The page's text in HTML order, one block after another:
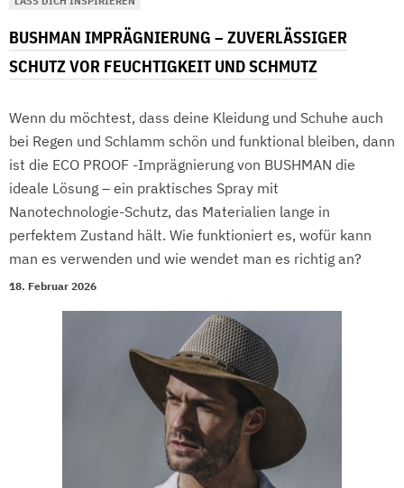
BUSHMAN IMPRÄGNIERUNG – ZUVERLÄSSIGER
SCHUTZ VOR FEUCHTIGKEIT UND SCHMUTZ
Wenn du möchtest, dass deine Kleidung und Schuhe auch
bei Regen und Schlamm schön und funktional bleiben, dann
ist die ECO PROOF -Imprägnierung von BUSHMAN die
ideale Lösung – ein praktisches Spray mit
Nanotechnologie-Schutz, das Materialien lange in
perfektem Zustand hält. Wie funktioniert es, wofür kann
man es verwenden und wie wendet man es richtig an?
18. Februar 2026